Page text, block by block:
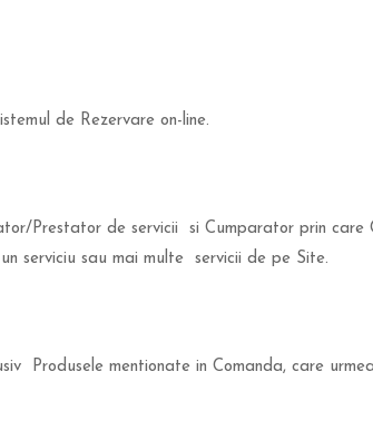
de Rezervare on-line.
Prestator de servicii si Cumparator prin
serviciu sau mai multe servicii de pe Site.
Produsele mentionate in Comanda, care